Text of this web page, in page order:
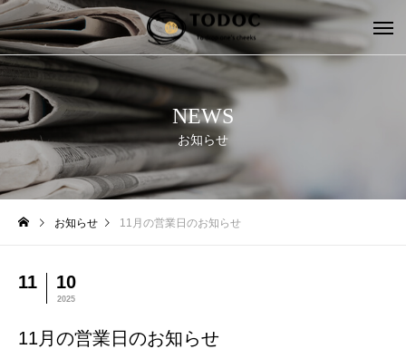
NEWS
お知らせ
お知らせ 11月の営業日のお知らせ
11 10
2025
11月の営業日のお知らせ